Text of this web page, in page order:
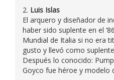
2. Luis Islas
El arquero y diseñador de
haber sido suplente en el
Mundial de Italia si no era
gusto y llevó como
Después lo conocido:
Goyco fue héroe y modelo